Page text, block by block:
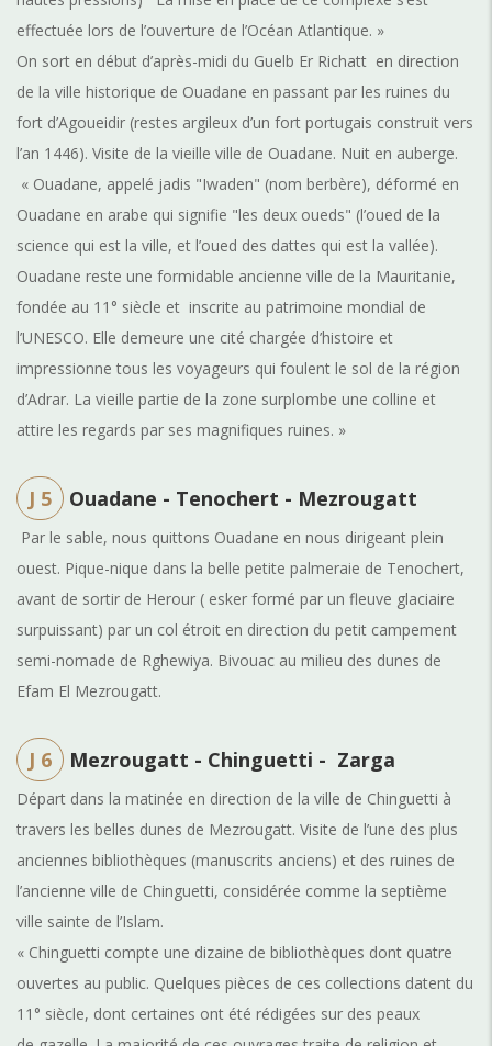
effectuée lors de l’ouverture de l’Océan Atlantique. »
On sort en début d’après-midi du Guelb Er Richatt en direction
de la ville historique de Ouadane en passant par les ruines du
fort d’Agoueidir (restes argileux d’un fort portugais construit vers
l’an 1446). Visite de la vieille ville de Ouadane. Nuit en auberge.
« Ouadane, appelé jadis "Iwaden" (nom berbère), déformé en
Ouadane en arabe qui signifie "les deux oueds" (l’oued de la
science qui est la ville, et l’oued des dattes qui est la vallée).
Ouadane reste une formidable ancienne ville de la Mauritanie,
fondée au 11° siècle et inscrite au patrimoine mondial de
l’UNESCO. Elle demeure une cité chargée d’histoire et
impressionne tous les voyageurs qui foulent le sol de la région
d’Adrar. La vieille partie de la zone surplombe une colline et
attire les regards par ses magnifiques ruines. »
J 5 Ouadane - Tenochert - Mezrougatt
Par le sable, nous quittons Ouadane en nous dirigeant plein
ouest. Pique-nique dans la belle petite palmeraie de Tenochert,
avant de sortir de Herour ( esker formé par un fleuve glaciaire
surpuissant) par un col étroit en direction du petit campement
semi-nomade de Rghewiya. Bivouac au milieu des dunes de
Efam El Mezrougatt.
J 6 Mezrougatt - Chinguetti - Zarga
Départ dans la matinée en direction de la ville de Chinguetti à
travers les belles dunes de Mezrougatt. Visite de l’une des plus
anciennes bibliothèques (manuscrits anciens) et des ruines de
l’ancienne ville de Chinguetti, considérée comme la septième
ville sainte de l’Islam.
« Chinguetti compte une dizaine de bibliothèques dont quatre
ouvertes au public. Quelques pièces de ces collections datent du
11° siècle, dont certaines ont été rédigées sur des peaux